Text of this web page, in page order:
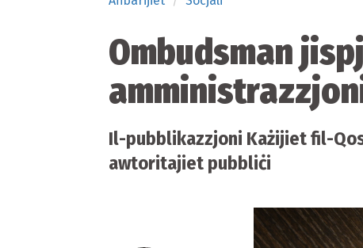
Ombudsman
Il-pubblikazzjoni Każijiet fil-
awtoritajiet pubbliċi